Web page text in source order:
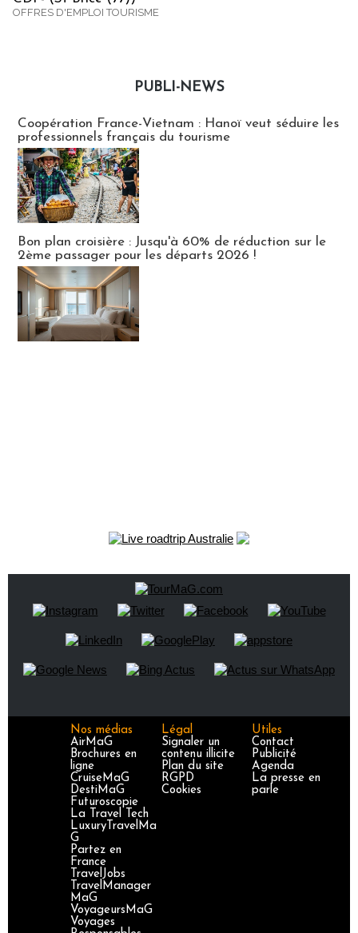
OFFRES D'EMPLOI TOURISME
PUBLI-NEWS
Coopération France-Vietnam : Hanoï veut séduire les
professionnels français du tourisme
Bon plan croisière : Jusqu'à 60% de réduction sur le
2ème passager pour les départs 2026 !
Nos médias
AirMaG
Brochures en
ligne
CruiseMaG
DestiMaG
Futuroscopie
La Travel Tech
LuxuryTravelMa
G
Partez en
France
TravelJobs
TravelManager
MaG
VoyageursMaG
Voyages
Légal
Signaler un
contenu illicite
Plan du site
RGPD
Cookies
Utiles
Contact
Publicité
Agenda
La presse en
parle